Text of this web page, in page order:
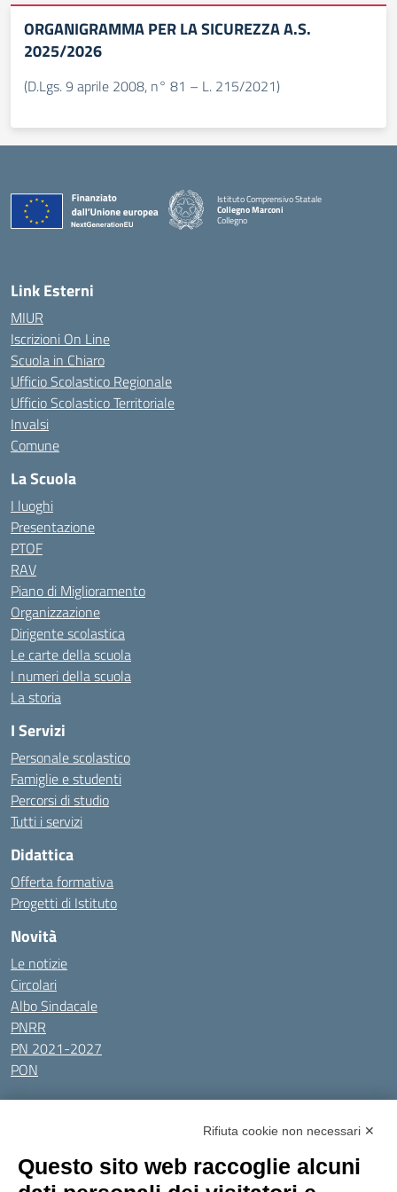
ORGANIGRAMMA PER LA SICUREZZA A.S.
2025/2026
(D.Lgs. 9 aprile 2008, n° 81 – L. 215/2021)
Istituto Comprensivo Statale
Collegno Marconi
Collegno
Link Esterni
MIUR
Iscrizioni On Line
Scuola in Chiaro
Ufficio Scolastico Regionale
Ufficio Scolastico Territoriale
Invalsi
Comune
La Scuola
I luoghi
Presentazione
PTOF
RAV
Piano di Miglioramento
Organizzazione
Dirigente scolastica
Le carte della scuola
I numeri della scuola
La storia
I Servizi
Personale scolastico
Famiglie e studenti
Percorsi di studio
Tutti i servizi
Didattica
Offerta formativa
Progetti di Istituto
Novità
Le notizie
Circolari
Albo Sindacale
PNRR
PN 2021-2027
PON
Tutti gli argomenti
Amministrazione Trasparente
Privacy Policy
Dichiarazione di accessibilitàObiettivi di accessibilità
Rifiuta cookie non necessari ✕
Questo sito web raccoglie alcuni